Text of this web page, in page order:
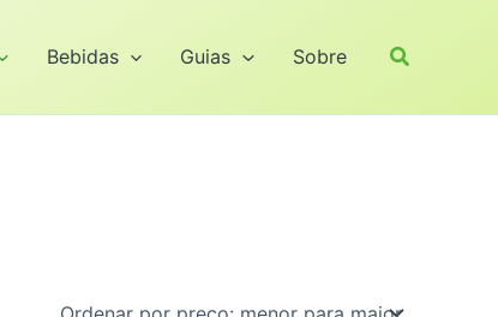
Bebidas Guias Sobre Pesquisar